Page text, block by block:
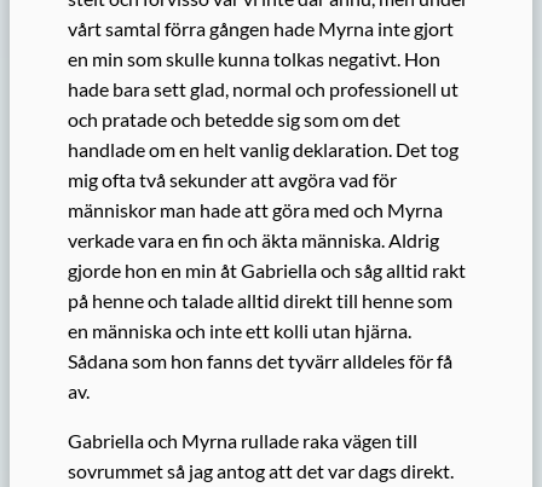
vårt samtal förra gången hade Myrna inte gjort
en min som skulle kunna tolkas negativt. Hon
hade bara sett glad, normal och professionell ut
och pratade och betedde sig som om det
handlade om en helt vanlig deklaration. Det tog
mig ofta två sekunder att avgöra vad för
människor man hade att göra med och Myrna
verkade vara en fin och äkta människa. Aldrig
gjorde hon en min åt Gabriella och såg alltid rakt
på henne och talade alltid direkt till henne som
en människa och inte ett kolli utan hjärna.
Sådana som hon fanns det tyvärr alldeles för få
av.
Gabriella och Myrna rullade raka vägen till
sovrummet så jag antog att det var dags direkt.